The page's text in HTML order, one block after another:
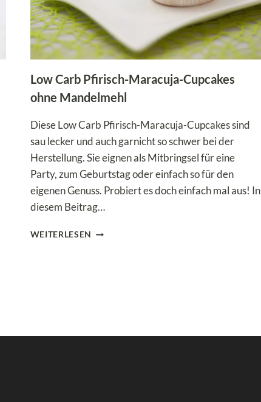
Low Carb Pfirisch-Maracuja-Cupcakes
ohne Mandelmehl
Diese Low Carb Pfirisch-Maracuja-Cupcakes sind
sau lecker und auch garnicht so schwer bei der
Herstellung. Sie eignen als Mitbringsel für eine
Party, zum Geburtstag oder einfach so für den
eigenen Genuss. Probiert es doch einfach mal aus! In
diesem Beitrag…
WEITERLESEN LOW